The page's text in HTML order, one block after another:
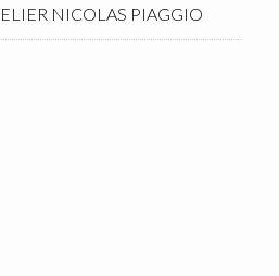
NICOLAS PIAGGIO